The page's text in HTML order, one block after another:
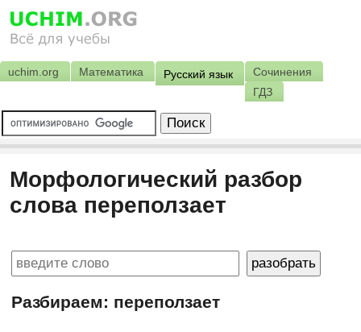
uchim.org Математика Русский язык
Сочинения
ГДЗ
Морфологический разбор
слова переползает
Разбираем: переползает